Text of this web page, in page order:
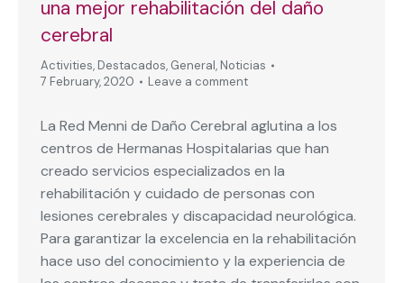
una mejor rehabilitación del daño
cerebral
Activities, Destacados, General, Noticias
7 February, 2020
Leave a comment
La Red Menni de Daño Cerebral aglutina a los
centros de Hermanas Hospitalarias que han
creado servicios especializados en la
rehabilitación y cuidado de personas con
lesiones cerebrales y discapacidad neurológica.
Para garantizar la excelencia en la rehabilitación
hace uso del conocimiento y la experiencia de